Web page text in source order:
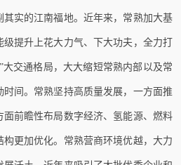
实的江南福地。近年来，常熟加大基
提升上花大力气、下大功夫，全力打
交通格局，大大缩短常熟内部以及常
间。常熟坚持高质量发展，一方面推
前瞻性布局数字经济、氢能源、燃料
更加优化。常熟营商环境优越，大力